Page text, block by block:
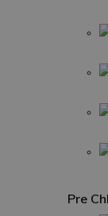
Pre